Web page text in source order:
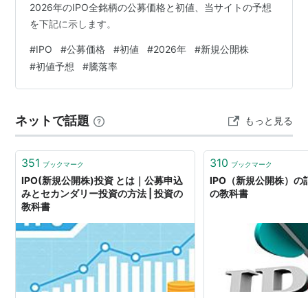
2026年のIPO全銘柄の公募価格と初値、当サイトの予想
を下記に示します。
#IPO #公募価格 #初値 #2026年 #新規公開株
#初値予想 #騰落率
ネットで話題 もっと見る
351 ブックマーク
IPO(新規公開株)投資 とは｜公募申込
みとセカンダリー投資の方法 | 投資の
教科書
310 ブックマーク
IPO（新規公開株）の
の教科書